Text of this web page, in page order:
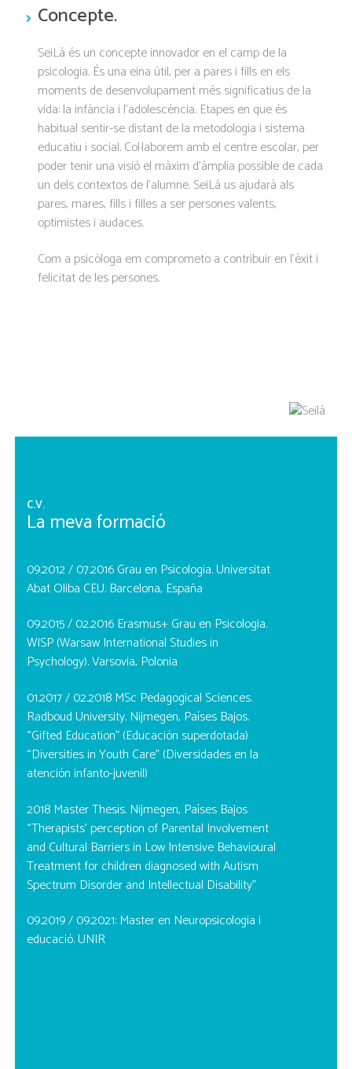
Concepte.
SeiLá és un concepte innovador en el camp de la
psicologia. És una eina útil, per a pares i fills en els
moments de desenvolupament més significatius de la
vida: la infància i l’adolescència. Etapes en que és
habitual sentir-se distant de la metodologia i sistema
educatiu i social. Col·laborem amb el centre escolar, per
poder tenir una visió el màxim d’àmplia possible de cada
un dels contextos de l’alumne. SeiLá us ajudarà als
pares, mares, fills i filles a ser persones valents,
optimistes i audaces.
Com a psicòloga em comprometo a contribuir en l’èxit i
felicitat de les persones.
C.V.
La meva formació
09.2012 / 07.2016 Grau en Psicologia. Universitat
Abat Oliba CEU. Barcelona, España
09.2015 / 02.2016 Erasmus+ Grau en Psicologia.
WISP (Warsaw International Studies in
Psychology). Varsovia, Polonia
01.2017 / 02.2018 MSc Pedagogical Sciences.
Radboud University. Nijmegen, Países Bajos.
“Gifted Education” (Educación superdotada)
“Diversities in Youth Care” (Diversidades en la
atención infanto-juvenil)
2018 Master Thesis. Nijmegen, Países Bajos
“Therapists’ perception of Parental Involvement
and Cultural Barriers in Low Intensive Behavioural
Treatment for children diagnosed with Autism
Spectrum Disorder and Intellectual Disability”
09.2019 / 09.2021: Master en Neuropsicologia i
educació. UNIR